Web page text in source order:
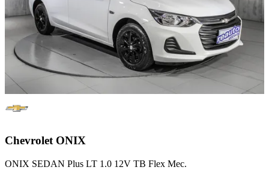
Chevrolet ONIX
ONIX SEDAN Plus LT 1.0 12V TB Flex Mec.